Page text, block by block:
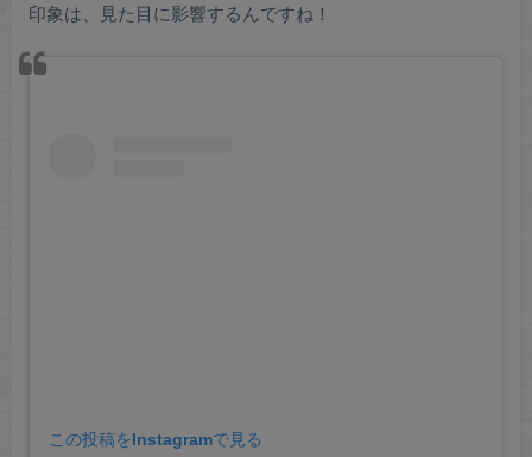
印象は、見た目に影響するんですね！
この投稿をInstagramで見る